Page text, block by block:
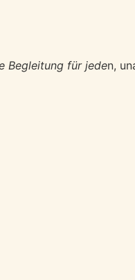
Begleitung für jeden,